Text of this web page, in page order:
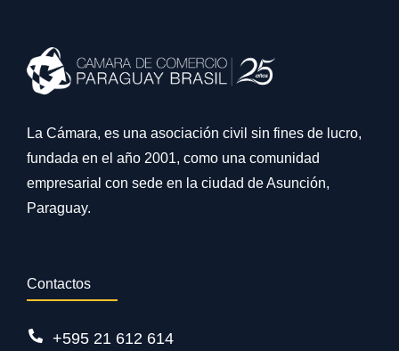
La Cámara, es una asociación civil sin fines de lucro,
fundada en el año 2001, como una comunidad
empresarial con sede en la ciudad de Asunción,
Paraguay.
Contactos
+595 21 612 614